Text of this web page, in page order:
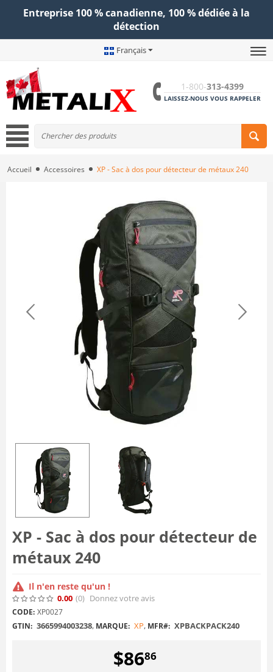
Entreprise 100 % canadienne, 100 % dédiée à la
détection
Français
1-800-313-4399
LAISSEZ-NOUS VOUS RAPPELER
Accueil Accessoires XP - Sac à dos pour détecteur de métaux 240
XP - Sac à dos pour détecteur de
métaux 240
Il n'en reste qu'un !
0.00 (0) Donnez votre avis
CODE: XP0027
GTIN: 3665994003238, MARQUE: XP, MFR#: XPBACKPACK240
$8686